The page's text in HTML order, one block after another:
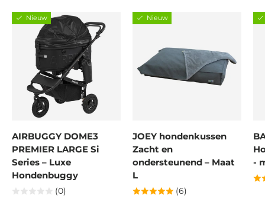
Nieuw
AIRBUGGY DOME3
PREMIER LARGE Si
Series – Luxe
Hondenbuggy
(0)
Nieuw
JOEY hondenkussen
Zacht en
ondersteunend – Maat
L
(6)
-